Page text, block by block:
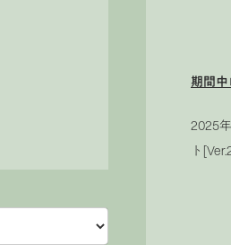
期間
2025
ト